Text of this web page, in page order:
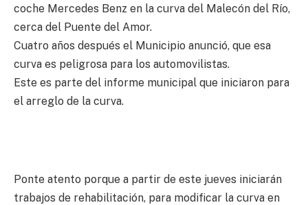
coche Mercedes Benz en la curva del Malecón del Río,
cerca del Puente del Amor.
Cuatro años después el Municipio anunció, que esa
curva es peligrosa para los automovilistas.
Este es parte del informe municipal que iniciaron para
el arreglo de la curva.
Ponte atento porque a partir de este jueves iniciarán
trabajos de rehabilitación, para modificar la curva en